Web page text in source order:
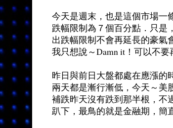
今天是週末，也是這個市場一
跌幅限制為７個百分點．只是
出跌幅限制不會再延長的豪氣
我只想說～Damn it！可以不
昨日與前日大盤都處在應漲的
兩天都是漸行漸低，今天～美
補跌昨天沒有跌到那半根，不
趴下，最鳥的就是金融期，簡